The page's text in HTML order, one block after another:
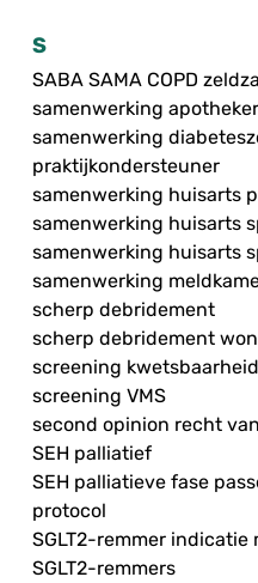
S
SABA SAMA COPD
samenwerking
samenwerking
praktijkondersteuner
samenwerking huisarts
samenwerking huisarts
samenwerking huisarts
samenwerking
scherp debridement
scherp debridement
screening
screening VMS
second opinion recht
SEH palliatief
SEH palliatieve fase
protocol
SGLT2-remmer indicatie
SGLT2-remmers